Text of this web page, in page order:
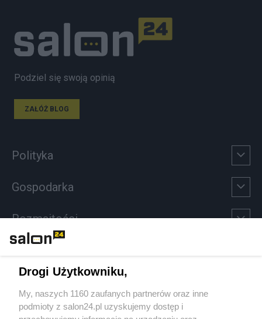
Podziel się swoją opinią
ZAŁÓŻ BLOG
Polityka
Gospodarka
Rozmaitości
Sport
Społeczeństwo
Drogi Użytkowniku,
My, naszych 1160 zaufanych partnerów oraz inne
podmioty z salon24.pl uzyskujemy dostęp i